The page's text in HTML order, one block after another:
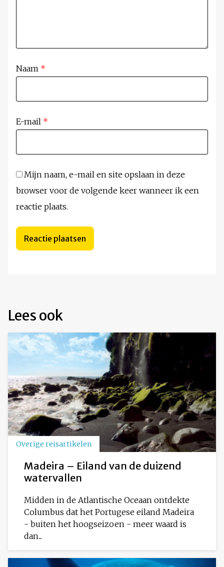
Naam *
E-mail *
Mijn naam, e-mail en site opslaan in deze
browser voor de volgende keer wanneer ik een
reactie plaats.
Lees ook
Overige reisartikelen
Madeira – Eiland van de duizend
watervallen
Midden in de Atlantische Oceaan ontdekte
Columbus dat het Portugese eiland Madeira
- buiten het hoogseizoen - meer waard is
dan...